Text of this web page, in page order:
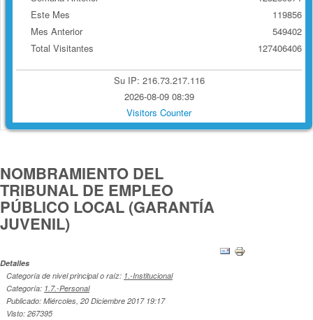
Este Mes
Mes Anterior
Total Visitantes
119856
549402
127406406
Su IP: 216.73.217.116
2026-08-09 08:39
Visitors Counter
NOMBRAMIENTO DEL
TRIBUNAL DE EMPLEO
PÚBLICO LOCAL (GARANTÍA
JUVENIL)
Detalles
Categoría de nivel principal o raíz: 1.-Institucional
Categoría: 1.7.-Personal
Publicado: Miércoles, 20 Diciembre 2017 19:17
Visto: 267395